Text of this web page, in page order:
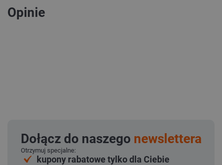
Opinie
Dołącz do naszego newslettera
Otrzymuj specjalne:
kupony rabatowe tylko dla Ciebie